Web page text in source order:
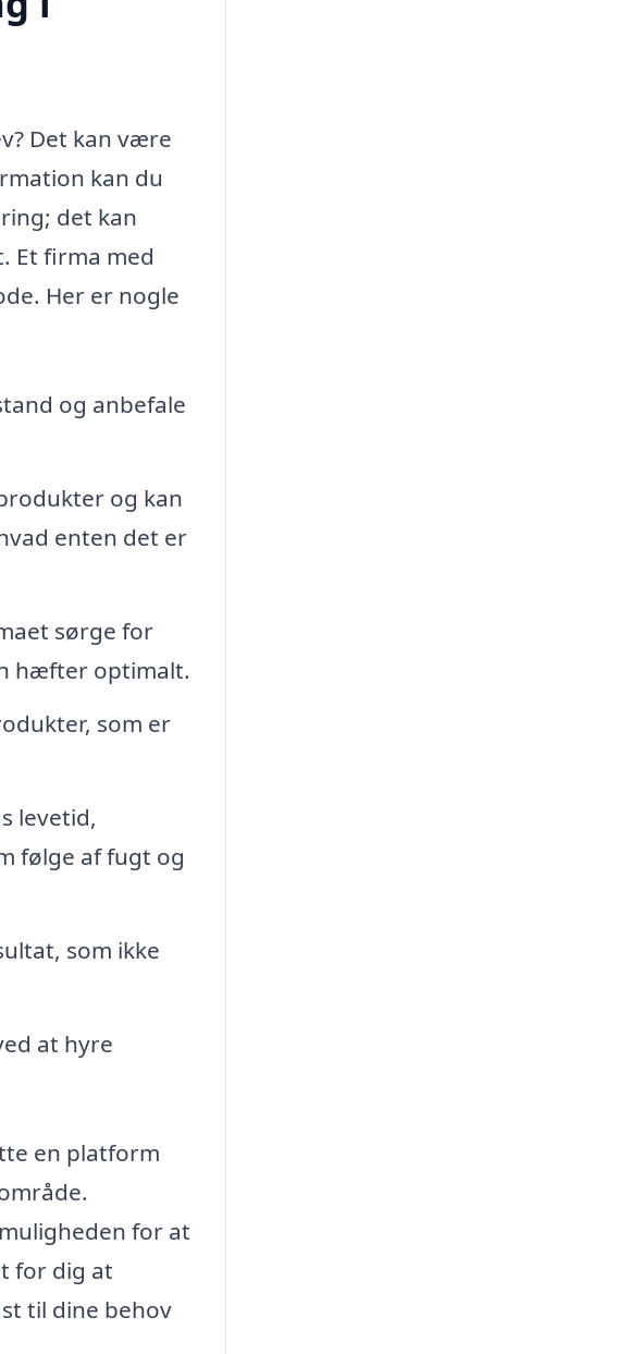
Det kan være
kan du
det kan
Et firma med
Her er nogle
og anbefale
og kan
enten det er
sørge for
hæfter optimalt.
som er
levetid,
følge af fugt og
som ikke
at hyre
en platform
for at
for dig at
til dine behov